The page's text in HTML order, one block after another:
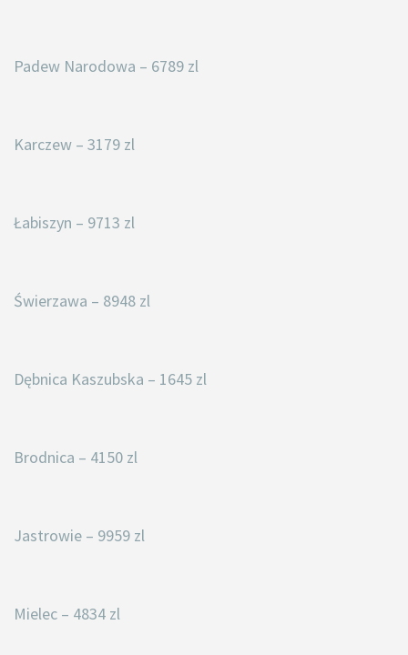
Padew Narodowa – 6789 zl
Karczew – 3179 zl
Łabiszyn – 9713 zl
Świerzawa – 8948 zl
Dębnica Kaszubska – 1645 zl
Brodnica – 4150 zl
Jastrowie – 9959 zl
Mielec – 4834 zl